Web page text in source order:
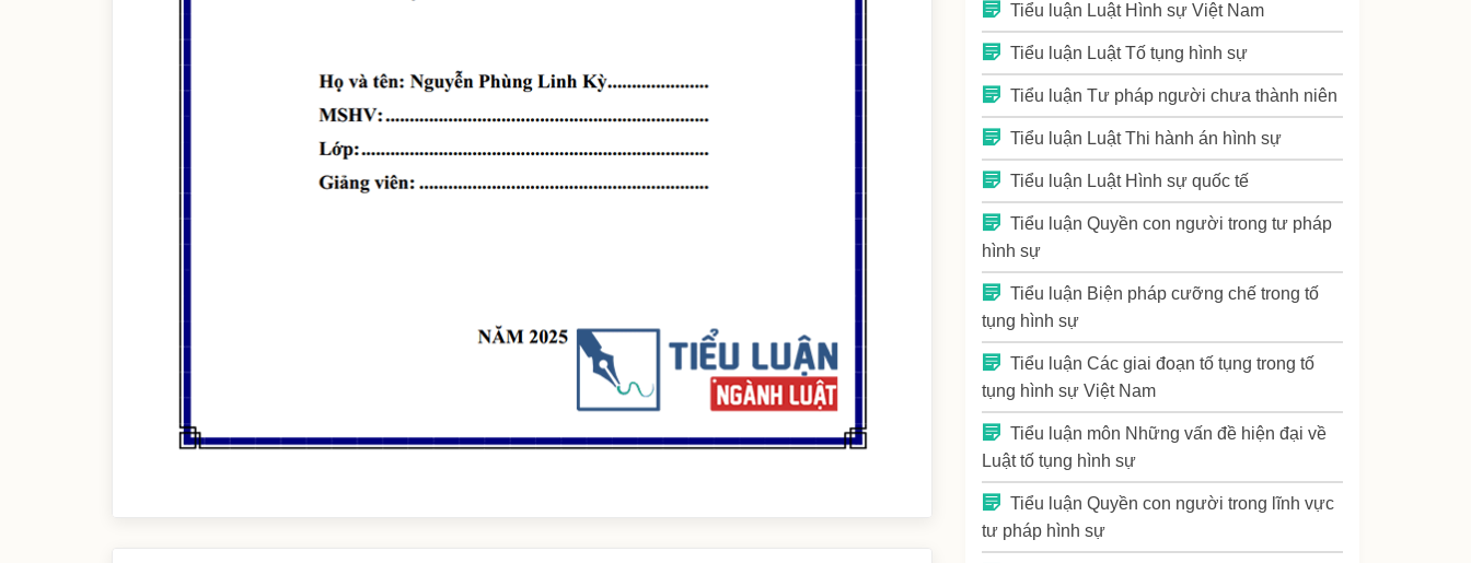
Tiểu luận Luật Hình sự Việt Nam
Tiểu luận Luật Tố tụng hình sự
Tiểu luận Tư pháp người chưa thành niên
Tiểu luận Luật Thi hành án hình sự
Tiểu luận Luật Hình sự quốc tế
Tiểu luận Quyền con người trong tư pháp
hình sự
Tiểu luận Biện pháp cưỡng chế trong tố
tụng hình sự
Tiểu luận Các giai đoạn tố tụng trong tố
tụng hình sự Việt Nam
Tiểu luận môn Những vấn đề hiện đại về
Luật tố tụng hình sự
Tiểu luận Quyền con người trong lĩnh vực
tư pháp hình sự